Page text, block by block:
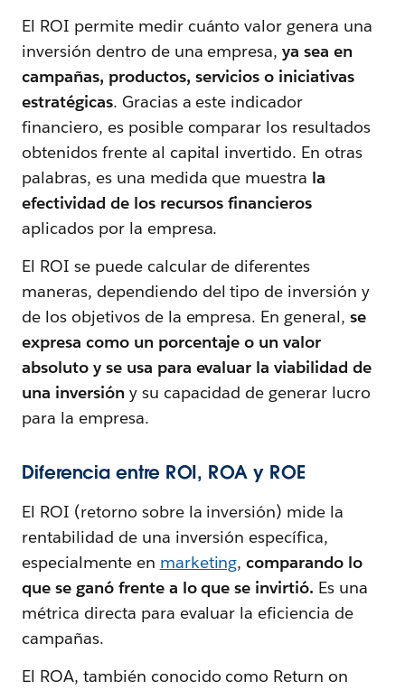
El ROI permite medir cuánto valor genera una
inversión dentro de una empresa,ya sea en
campañas, productos, servicios o iniciativas
estratégicas. Gracias a este indicador
financiero, es posible comparar los resultados
obtenidos frente al capital invertido. En otras
palabras, es una medida que muestra la
efectividad de los recursos financieros
aplicados por la empresa.
El ROI se puede calcular de diferentes
maneras, dependiendo del tipo de inversión y
de los objetivos de la empresa. En general,se
expresa como un porcentaje o un valor
absoluto y se usa para evaluar la viabilidad de
una inversión y su capacidad de generar lucro
para la empresa.
Diferencia entre ROI, ROA y ROE
El ROI (retorno sobre la inversión) mide la
rentabilidad de una inversión específica,
especialmente en marketing,comparando lo
que se ganó frente a lo que se invirtió. Es una
métrica directa para evaluar la eficiencia de
campañas.
El ROA, también conocido como Return on